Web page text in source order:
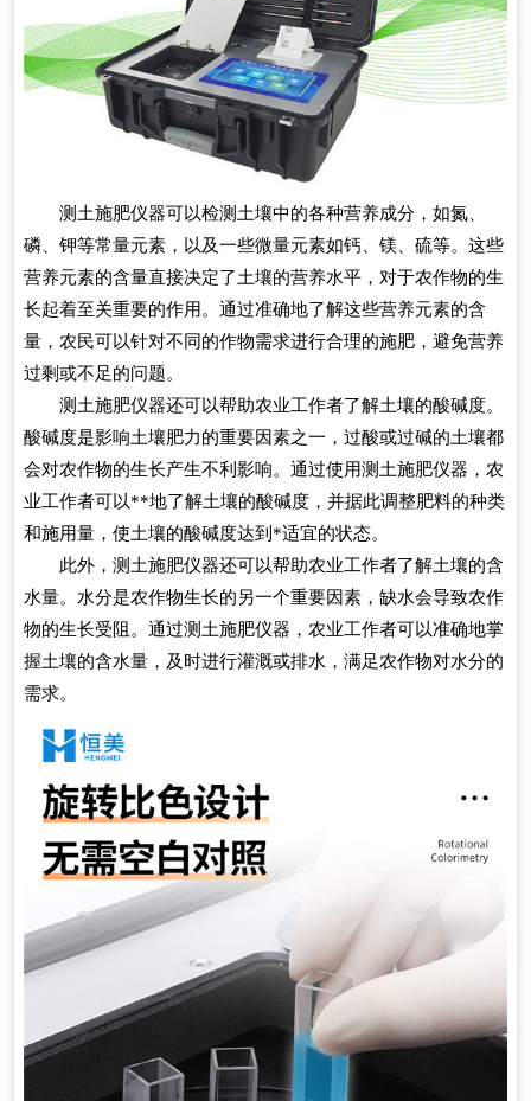
测土施肥仪器可以检测土壤中的各种营养成分，如氮、
磷、钾等常量元素，以及一些微量元素如钙、镁、硫等。这些
营养元素的含量直接决定了土壤的营养水平，对于农作物的生
长起着至关重要的作用。通过准确地了解这些营养元素的含
量，农民可以针对不同的作物需求进行合理的施肥，避免营养
过剩或不足的问题。
测土施肥仪器还可以帮助农业工作者了解土壤的酸碱度。
酸碱度是影响土壤肥力的重要因素之一，过酸或过碱的土壤都
会对农作物的生长产生不利影响。通过使用测土施肥仪器，农
业工作者可以**地了解土壤的酸碱度，并据此调整肥料的种类
和施用量，使土壤的酸碱度达到*适宜的状态。
此外，测土施肥仪器还可以帮助农业工作者了解土壤的含
水量。水分是农作物生长的另一个重要因素，缺水会导致农作
物的生长受阻。通过测土施肥仪器，农业工作者可以准确地掌
握土壤的含水量，及时进行灌溉或排水，满足农作物对水分的
需求。